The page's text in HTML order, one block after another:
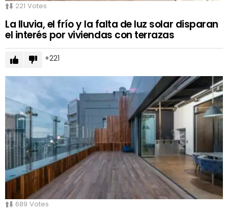
221 Votes
La lluvia, el frío y la falta de luz solar disparan
el interés por viviendas con terrazas
221
689 Votes